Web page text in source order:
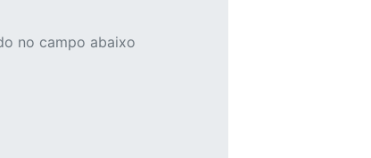
no campo abaixo